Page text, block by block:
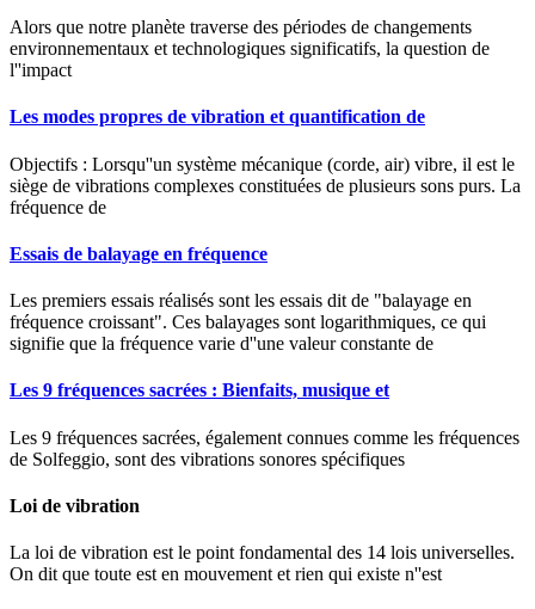
Alors que notre planète traverse des périodes de changements
environnementaux et technologiques significatifs, la question de
l''impact
Les modes propres de vibration et quantification de
Objectifs : Lorsqu''un système mécanique (corde, air) vibre, il est le
siège de vibrations complexes constituées de plusieurs sons purs. La
fréquence de
Essais de balayage en fréquence
Les premiers essais réalisés sont les essais dit de "balayage en
fréquence croissant". Ces balayages sont logarithmiques, ce qui
signifie que la fréquence varie d''une valeur constante de
Les 9 fréquences sacrées : Bienfaits, musique et
Les 9 fréquences sacrées, également connues comme les fréquences
de Solfeggio, sont des vibrations sonores spécifiques
Loi de vibration
La loi de vibration est le point fondamental des 14 lois universelles.
On dit que toute est en mouvement et rien qui existe n''est